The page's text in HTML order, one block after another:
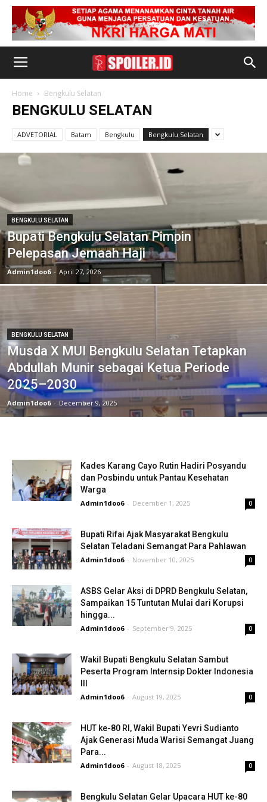
Home Bengkulu Selatan
BENGKULU SELATAN
ADVETORIAL Batam Bengkulu Bengkulu Selatan
BENGKULU SELATAN
Bupati Bengkulu Selatan Pimpin
Pelepasan Jemaah Haji
Admin1doo6 - April 27, 2026
BENGKULU SELATAN
Musda X MUI Bengkulu Selatan Tetapkan
Abdullah Munir sebagai Ketua Periode
2025–2030
Admin1doo6 - December 9, 2025
Kades Karang Cayo Rutin Hadiri Posyandu
dan Posbindu untuk Pantau Kesehatan
Warga
Admin1doo6 - December 1, 2025 0
Bupati Rifai Ajak Masyarakat Bengkulu
Selatan Teladani Semangat Para Pahlawan
Admin1doo6 - November 10, 2025 0
ASBS Gelar Aksi di DPRD Bengkulu Selatan,
Sampaikan 15 Tuntutan Mulai dari Korupsi
hingga...
Admin1doo6 - September 9, 2025 0
Wakil Bupati Bengkulu Selatan Sambut
Peserta Program Internsip Dokter Indonesia
Admin1doo6 - August 19, 2025 0
HUT ke-80 RI, Wakil Bupati Yevri Sudianto
Ajak Generasi Muda Warisi Semangat Juang
Para...
Admin1doo6 - August 18, 2025 0
Bengkulu Selatan Gelar Upacara HUT ke-80